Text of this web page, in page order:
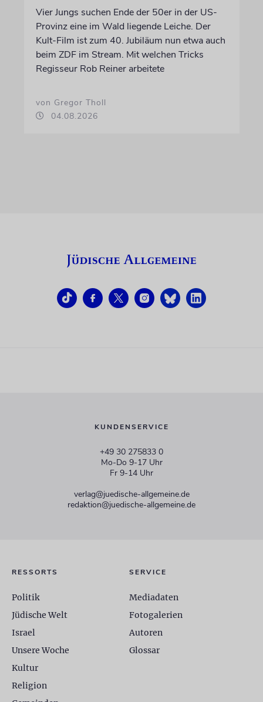
Vier Jungs suchen Ende der 50er in der US-
Provinz eine im Wald liegende Leiche. Der
Kult-Film ist zum 40. Jubiläum nun etwa auch
beim ZDF im Stream. Mit welchen Tricks
Regisseur Rob Reiner arbeitete
von Gregor Tholl
04.08.2026
KUNDENSERVICE
+49 30 275833 0
Mo-Do 9-17 Uhr
Fr 9-14 Uhr
verlag@juedische-allgemeine.de
redaktion@juedische-allgemeine.de
RESSORTS
Politik
Jüdische Welt
Israel
Unsere Woche
Kultur
Religion
SERVICE
Mediadaten
Fotogalerien
Autoren
Glossar